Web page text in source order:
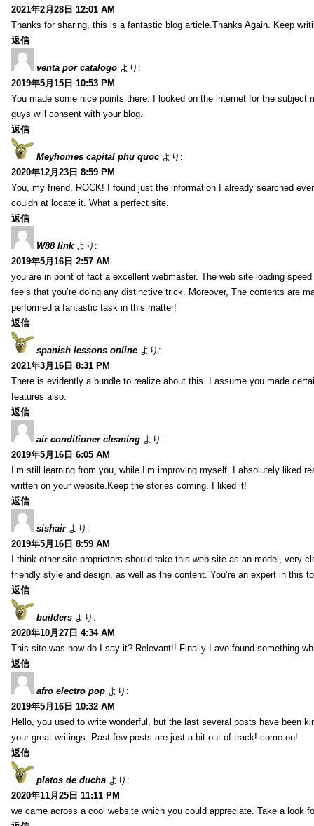
2021年2月28日 12:01 AM
Thanks for sharing, this is a fantastic blog article.Thanks Again. Keep
返信
venta por catalogo より:
2019年5月15日 10:53 PM
You made some nice points there. I looked on the internet for the subject
guys will consent with your blog.
返信
Meyhomes capital phu quoc より:
2020年12月23日 8:59 PM
You, my friend, ROCK! I found just the information I already searched
couldn at locate it. What a perfect site.
返信
W88 link より:
2019年5月16日 2:57 AM
you are in point of fact a excellent webmaster. The web site loading
feels that you’re doing any distinctive trick. Moreover, The contents are
performed a fantastic task in this matter!
返信
spanish lessons online より:
2021年3月16日 8:31 PM
There is evidently a bundle to realize about this. I assume you made
features also.
返信
air conditioner cleaning より:
2019年5月16日 6:05 AM
I’m still learning from you, while I’m improving myself. I absolutely liked
written on your website.Keep the stories coming. I liked it!
返信
sishair より:
2019年5月16日 8:59 AM
I think other site proprietors should take this web site as an model, very
friendly style and design, as well as the content. You’re an expert in this
返信
builders より:
2020年10月27日 4:34 AM
This site was how do I say it? Relevant!! Finally I ave found something
返信
afro electro pop より:
2019年5月16日 10:32 AM
Hello, you used to write wonderful, but the last several posts have been
your great writings. Past few posts are just a bit out of track! come on!
返信
platos de ducha より:
2020年11月25日 11:11 PM
we came across a cool website which you could appreciate. Take a look